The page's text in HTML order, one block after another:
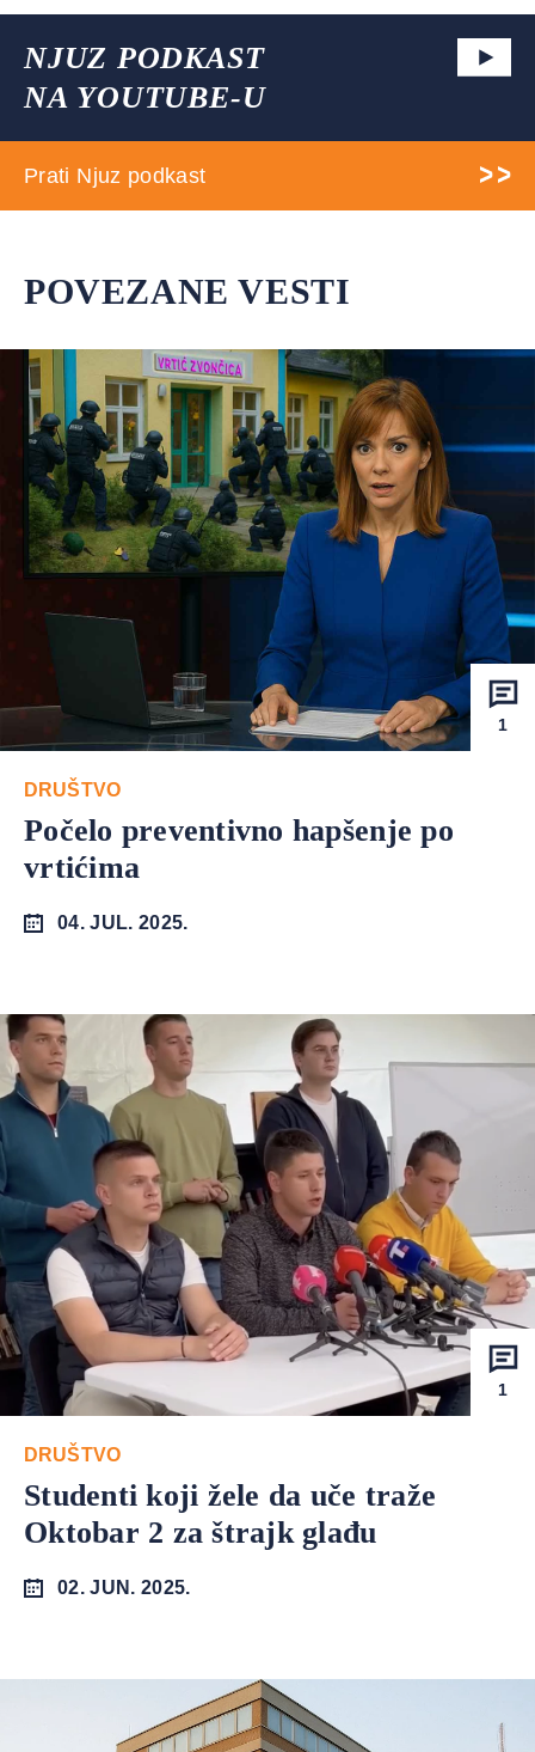
NJUZ PODKAST
NA YOUTUBE-U
Prati Njuz podkast
POVEZANE VESTI
1
DRUŠTVO
Počelo preventivno hapšenje po
vrtićima
04. JUL. 2025.
1
DRUŠTVO
Studenti koji žele da uče traže
Oktobar 2 za štrajk glađu
02. JUN. 2025.